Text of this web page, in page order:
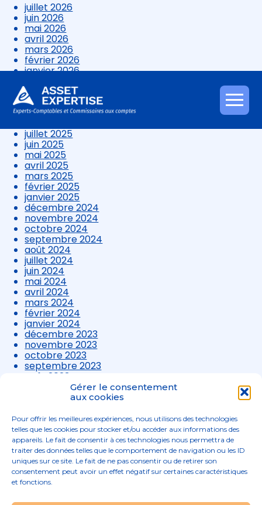
Gérer le consentement
aux cookies
Pour offrir les meilleures expériences, nous utilisons des technologies
telles que les cookies pour stocker et/ou accéder aux informations des
appareils. Le fait de consentir à ces technologies nous permettra de
traiter des données telles que le comportement de navigation ou les ID
uniques sur ce site. Le fait de ne pas consentir ou de retirer son
consentement peut avoir un effet négatif sur certaines caractéristiques
et fonctions.
Aller
au
juillet 2026
juin 2026
mai 2026
avril 2026
mars 2026
février 2026
janvier 2026
novembre 2025
octobre 2025
septembre 2025
juillet 2025
juin 2025
mai 2025
avril 2025
mars 2025
février 2025
janvier 2025
décembre 2024
novembre 2024
octobre 2024
septembre 2024
août 2024
juillet 2024
juin 2024
mai 2024
avril 2024
mars 2024
février 2024
janvier 2024
décembre 2023
novembre 2023
octobre 2023
septembre 2023
août 2023
juillet 2023
avril 2023
mars 2023